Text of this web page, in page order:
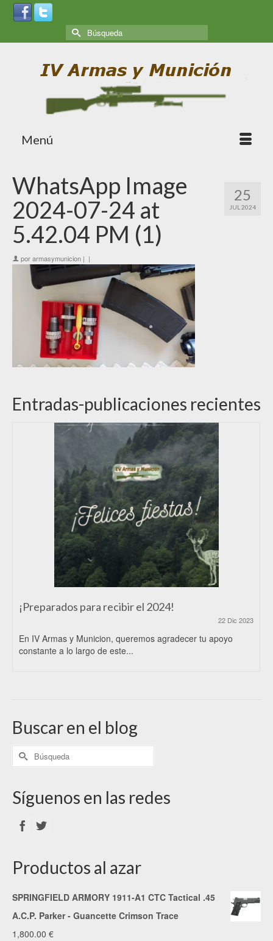
Menú
25
JUL 2024
WhatsApp Image
2024-07-24 at
5.42.04 PM (1)
porarmasymunicion | |
Entradas-publicaciones recientes
¡Preparados para recibir el 2024!
22 Dic 2023
En IV Armas y Municion, queremos agradecer tu apoyo
constante a lo largo de este...
Buscar en el blog
Síguenos en las redes
Productos al azar
SPRINGFIELD ARMORY 1911-A1 CTC Tactical .45
A.C.P. Parker - Guancette Crimson Trace
1,800.00 €